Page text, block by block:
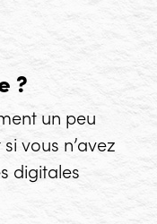
?
un peu
vous n’avez
digitales